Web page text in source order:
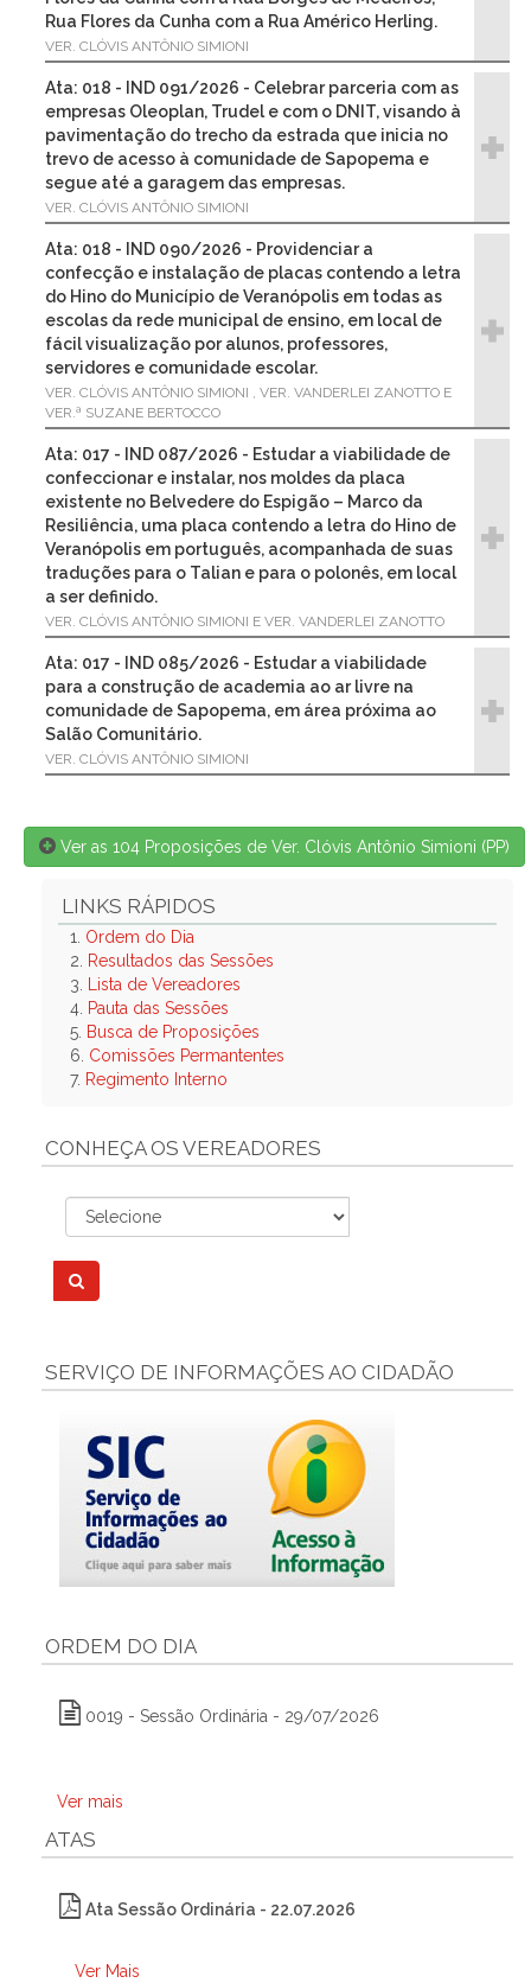
Rua Flores da Cunha com a Rua Américo Herling.
VER. CLÓVIS ANTÔNIO SIMIONI
Ata: 018 - IND 091/2026 - Celebrar parceria com as
empresas Oleoplan, Trudel e com o DNIT, visando à
pavimentação do trecho da estrada que inicia no
trevo de acesso à comunidade de Sapopema e
segue até a garagem das empresas.
VER. CLÓVIS ANTÔNIO SIMIONI
Ata: 018 - IND 090/2026 - Providenciar a
confecção e instalação de placas contendo a letra
do Hino do Município de Veranópolis em todas as
escolas da rede municipal de ensino, em local de
fácil visualização por alunos, professores,
servidores e comunidade escolar.
VER. CLÓVIS ANTÔNIO SIMIONI , VER. VANDERLEI ZANOTTO E
VER.ª SUZANE BERTOCCO
Ata: 017 - IND 087/2026 - Estudar a viabilidade de
confeccionar e instalar, nos moldes da placa
existente no Belvedere do Espigão – Marco da
Resiliência, uma placa contendo a letra do Hino de
Veranópolis em português, acompanhada de suas
traduções para o Talian e para o polonês, em local
a ser definido.
VER. CLÓVIS ANTÔNIO SIMIONI E VER. VANDERLEI ZANOTTO
Ata: 017 - IND 085/2026 - Estudar a viabilidade
para a construção de academia ao ar livre na
comunidade de Sapopema, em área próxima ao
Salão Comunitário.
VER. CLÓVIS ANTÔNIO SIMIONI
Ver as 104 Proposições de Ver. Clóvis Antônio Simioni (PP)
LINKS RÁPIDOS
1. Ordem do Dia
2. Resultados das Sessões
3. Lista de Vereadores
4. Pauta das Sessões
5. Busca de Proposições
6. Comissões Permantentes
7. Regimento Interno
CONHEÇA OS VEREADORES
SERVIÇO DE INFORMAÇÕES AO CIDADÃO
ORDEM DO DIA
0019 - Sessão Ordinária - 29/07/2026
Ver mais
ATAS
Ata Sessão Ordinária - 22.07.2026
Ver Mais